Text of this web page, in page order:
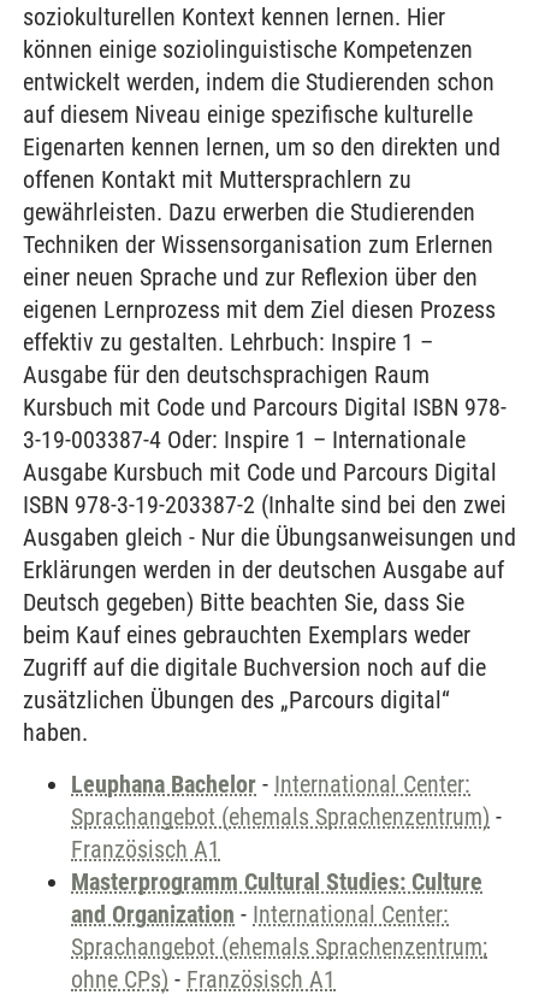
soziokulturellen Kontext kennen lernen. Hier
können einige soziolinguistische Kompetenzen
entwickelt werden, indem die Studierenden schon
auf diesem Niveau einige spezifische kulturelle
Eigenarten kennen lernen, um so den direkten und
offenen Kontakt mit Muttersprachlern zu
gewährleisten. Dazu erwerben die Studierenden
Techniken der Wissensorganisation zum Erlernen
einer neuen Sprache und zur Reflexion über den
eigenen Lernprozess mit dem Ziel diesen Prozess
effektiv zu gestalten. Lehrbuch: Inspire 1 –
Ausgabe für den deutschsprachigen Raum
Kursbuch mit Code und Parcours Digital ISBN 978-
3-19-003387-4 Oder: Inspire 1 – Internationale
Ausgabe Kursbuch mit Code und Parcours Digital
ISBN 978-3-19-203387-2 (Inhalte sind bei den zwei
Ausgaben gleich - Nur die Übungsanweisungen und
Erklärungen werden in der deutschen Ausgabe auf
Deutsch gegeben) Bitte beachten Sie, dass Sie
beim Kauf eines gebrauchten Exemplars weder
Zugriff auf die digitale Buchversion noch auf die
zusätzlichen Übungen des „Parcours digital“
haben.
Leuphana Bachelor - International Center:
Sprachangebot (ehemals Sprachenzentrum) -
Französisch A1
Masterprogramm Cultural Studies: Culture
and Organization - International Center:
Sprachangebot (ehemals Sprachenzentrum;
ohne CPs) - Französisch A1